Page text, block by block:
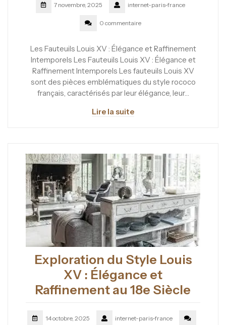
7 novembre, 2025 internet-paris-france
0 commentaire
Les Fauteuils Louis XV : Élégance et Raffinement
Intemporels Les Fauteuils Louis XV : Élégance et
Raffinement Intemporels Les fauteuils Louis XV
sont des pièces emblématiques du style rococo
français, caractérisés par leur élégance, leur…
Lire la suite
Exploration du Style Louis
XV : Élégance et
Raffinement au 18e Siècle
14 octobre, 2025 internet-paris-france